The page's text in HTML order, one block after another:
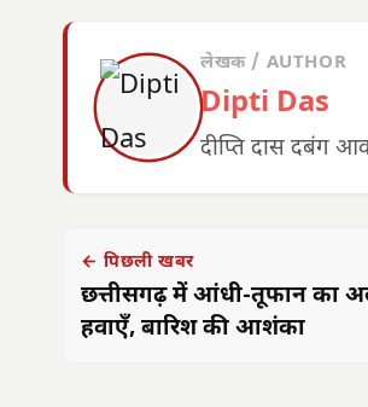
लेखक / AUTHOR
Dipti Das
दीप्ति दास दबंग
← पिछली खबर
छत्तीसगढ़ में आंधी-तूफान का
हवाएँ, बारिश की आशंका